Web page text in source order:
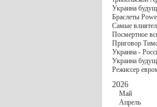
Турции
17 Ноября
шестилетнего
16 Ноября
13 Ноября
10 Ноября
10 Ноября
особом статусе
03 Ноября
Украина
Браслеты
Самые
Посмертное
Приговор
Украина -
Украина
Режиссер
2026
Май
Апрель